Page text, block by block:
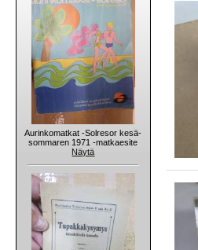
Aurinkomatkat -Solresor kesä-
sommaren 1971 -matkaesite
Näytä